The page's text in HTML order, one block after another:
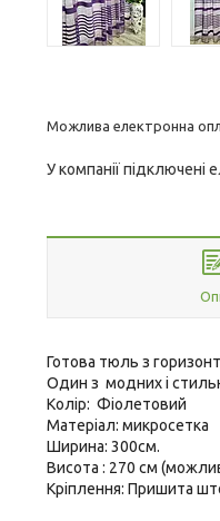
У компанії
Готова тюль з
Один з модних і
Колір: Фіолетовий
Матеріал: микросетка
Ширина: 300см.
Висота : 270 см
Кріплення: Пришита